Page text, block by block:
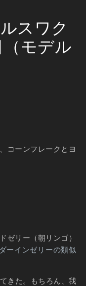
スワク
モデル
コーンフレークとヨ
ゼリー（朝リンゴ）
ーインゼリーの類似
きた。もちろん、我